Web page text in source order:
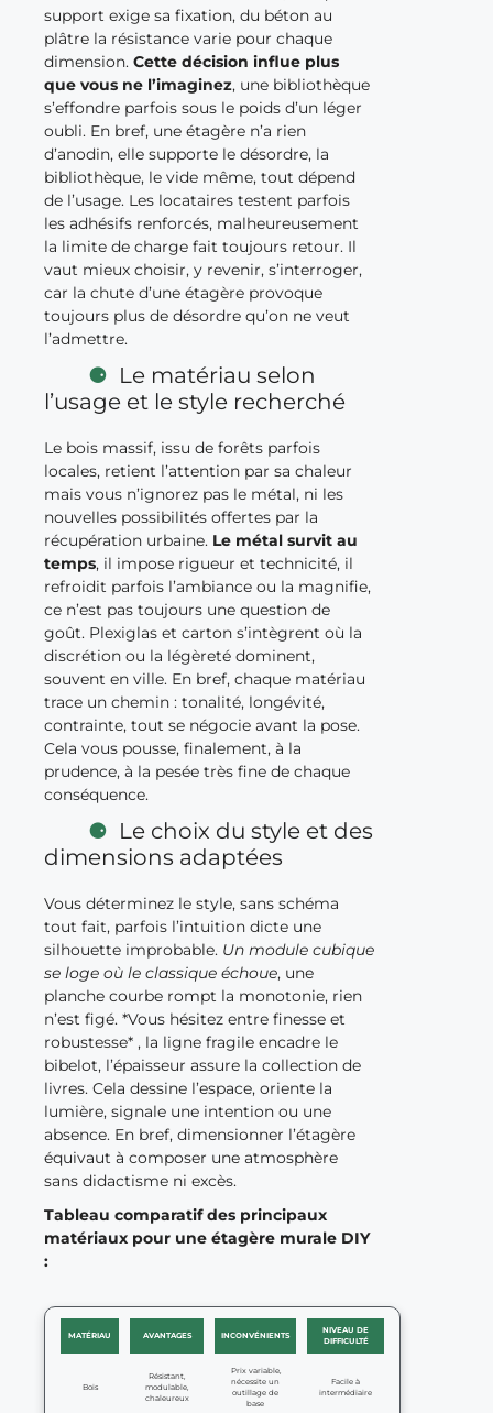
support exige sa fixation, du béton au
plâtre la résistance varie pour chaque
dimension. Cette décision influe plus
que vous ne l’imaginez, une bibliothèque
s’effondre parfois sous le poids d’un léger
oubli. En bref, une étagère n’a rien
d’anodin, elle supporte le désordre, la
bibliothèque, le vide même, tout dépend
de l’usage. Les locataires testent parfois
les adhésifs renforcés, malheureusement
la limite de charge fait toujours retour. Il
vaut mieux choisir, y revenir, s’interroger,
car la chute d’une étagère provoque
toujours plus de désordre qu’on ne veut
l’admettre.
Le matériau selon
l’usage et le style recherché
Le bois massif, issu de forêts parfois
locales, retient l’attention par sa chaleur
mais vous n’ignorez pas le métal, ni les
nouvelles possibilités offertes par la
récupération urbaine. Le métal survit au
temps, il impose rigueur et technicité, il
refroidit parfois l’ambiance ou la magnifie,
ce n’est pas toujours une question de
goût. Plexiglas et carton s’intègrent où la
discrétion ou la légèreté dominent,
souvent en ville. En bref, chaque matériau
trace un chemin : tonalité, longévité,
contrainte, tout se négocie avant la pose.
Cela vous pousse, finalement, à la
prudence, à la pesée très fine de chaque
conséquence.
Le choix du style et des
dimensions adaptées
Vous déterminez le style, sans schéma
tout fait, parfois l’intuition dicte une
silhouette improbable. Un module cubique
se loge où le classique échoue, une
planche courbe rompt la monotonie, rien
n’est figé. *Vous hésitez entre finesse et
robustesse* , la ligne fragile encadre le
bibelot, l’épaisseur assure la collection de
livres. Cela dessine l’espace, oriente la
lumière, signale une intention ou une
absence. En bref, dimensionner l’étagère
équivaut à composer une atmosphère
sans didactisme ni excès.
Tableau comparatif des principaux
matériaux pour une étagère murale DIY
:
MATÉRIAU AVANTAGES INCONVÉNIENTS
NIVEAU DE
DIFFICULTÉ
Bois
Résistant,
modulable,
chaleureux
Prix variable,
nécessite un
outillage de
base
Facile à
intermédiaire